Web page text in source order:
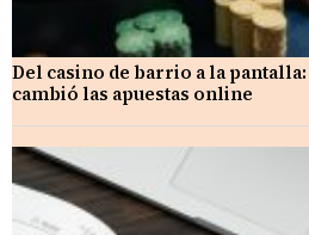
Del casino de barrio a la
cambió las apuestas online